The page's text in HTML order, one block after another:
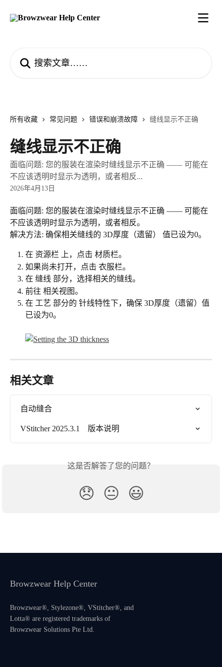
所有收藏 常见问题 错误和崩溃故障 缝线显示不正确
缝线显示不正确
面临问题: 您的服装在渲染时缝线显示不正确 —— 可能在
不应该透明时显示为透明，或者相反...
2026年4月13日
面临问题: 您的服装在渲染时缝线显示不正确 —— 可能在
不应该透明时显示为透明，或者相反。
解决方法: 确保相关缝线的 3D厚度（遗留） 值已设为0。
在 资源栏 上，点击 材质栏。
如果尚未打开，点击 衣服栏。
在 缝线 部分，选择相关的缝线。
前往 相关视图。
在 工艺 部分的 针线特性下，确保 3D厚度（遗留）值
已设为0。
相关文章
自动缝合
VStitcher 2025.3.1    版本说明
这是否解答了您的问题？
😞 😐 😃
Browzwear Help Center
Browzwear®, Stylezone®, VStitcher®, and
Lotta® are registered trademarks of
Browzwear Solutions Pte Ltd.